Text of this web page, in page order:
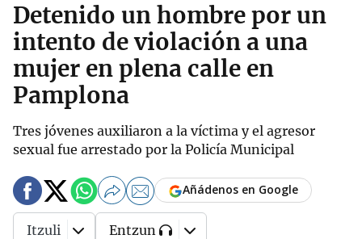
Detenido un hombre por un
intento de violación a una
mujer en plena calle en
Pamplona
Tres jóvenes auxiliaron a la víctima y el agresor
sexual fue arrestado por la Policía Municipal
Añádenos en Google
Itzuli Entzun